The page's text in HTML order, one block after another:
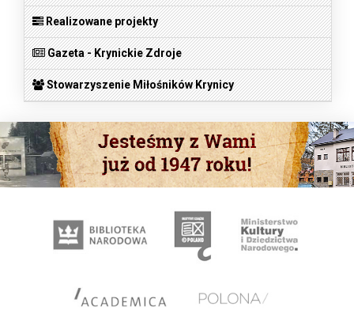
Realizowane projekty
Gazeta - Krynickie Zdroje
Stowarzyszenie Miłośników Krynicy